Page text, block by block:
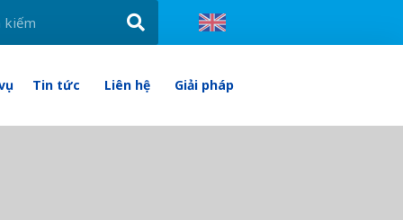
Tin tức Liên hệ Giải pháp